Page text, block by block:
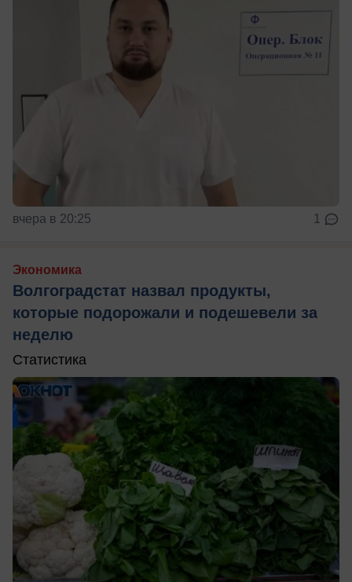
вчера в 20:25 1
Экономика
Волгоградстат назвал продукты,
которые подорожали и подешевели за
неделю
Статистика